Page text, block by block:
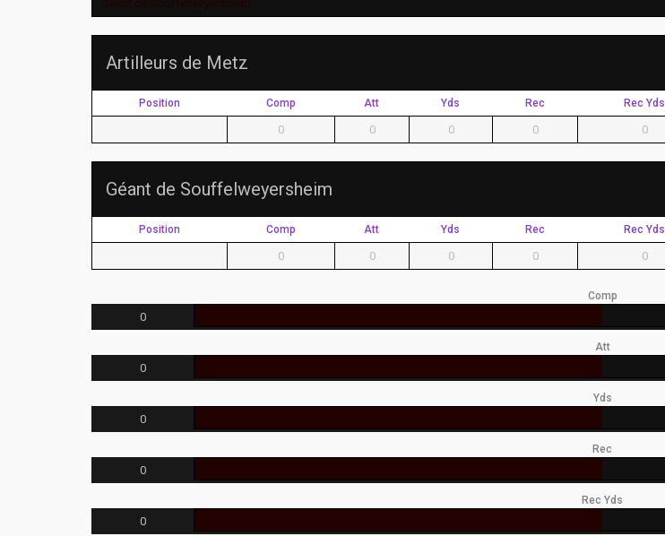
Artilleurs de Metz
Position Comp Att Yds Rec Rec Yds
0 0 0 0 0
Géant de Souffelweyersheim
Position Comp Att Yds Rec Rec Yds
0 0 0 0 0
Comp
0
Att
0
Yds
0
Rec
0
Rec Yds
0